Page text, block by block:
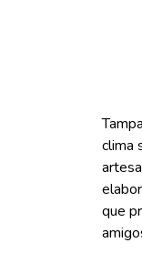
clima
que